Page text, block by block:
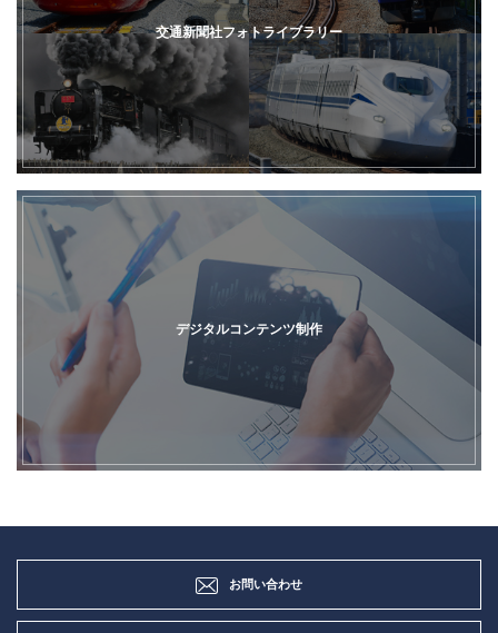
交通新聞社フォトライブラリー
デジタルコンテンツ制作
お問い合わせ